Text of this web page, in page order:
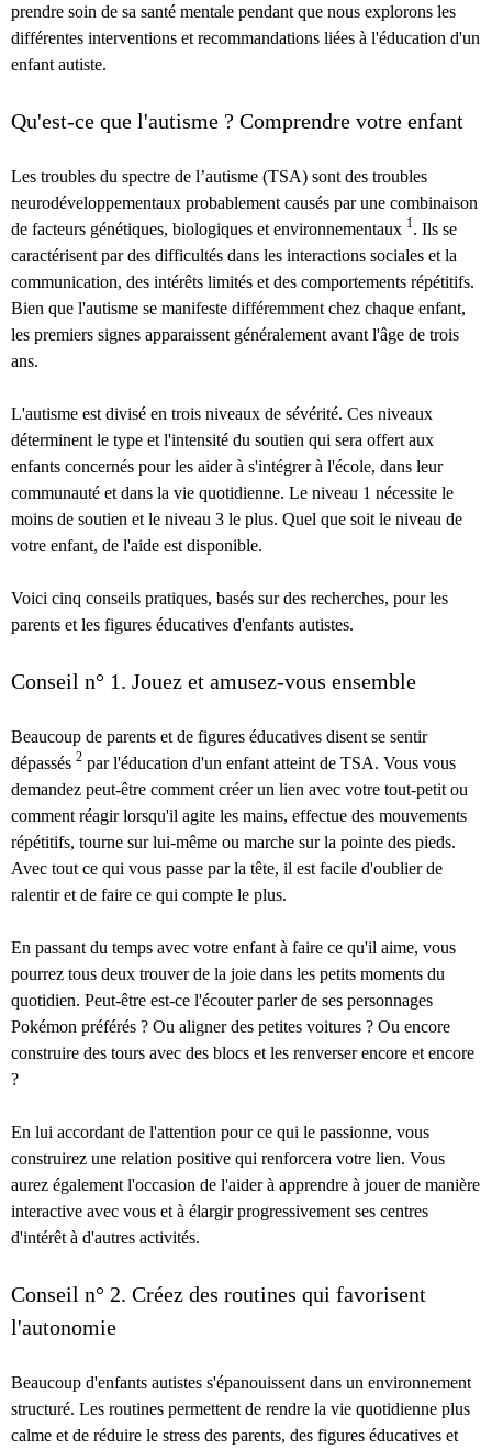
prendre soin de sa santé mentale pendant que nous explorons les
différentes interventions et recommandations liées à l'éducation d'un
enfant autiste.
Qu'est-ce que l'autisme ? Comprendre votre enfant
Les troubles du spectre de l’autisme (TSA) sont des troubles
neurodéveloppementaux probablement causés par une combinaison
de facteurs génétiques, biologiques et environnementaux 1 . Ils se
caractérisent par des difficultés dans les interactions sociales et la
communication, des intérêts limités et des comportements répétitifs.
Bien que l'autisme se manifeste différemment chez chaque enfant,
les premiers signes apparaissent généralement avant l'âge de trois
ans.
L'autisme est divisé en trois niveaux de sévérité. Ces niveaux
déterminent le type et l'intensité du soutien qui sera offert aux
enfants concernés pour les aider à s'intégrer à l'école, dans leur
communauté et dans la vie quotidienne. Le niveau 1 nécessite le
moins de soutien et le niveau 3 le plus. Quel que soit le niveau de
votre enfant, de l'aide est disponible.
Voici cinq conseils pratiques, basés sur des recherches, pour les
parents et les figures éducatives d'enfants autistes.
Conseil n° 1. Jouez et amusez-vous ensemble
Beaucoup de parents et de figures éducatives disent se sentir
dépassés 2 par l'éducation d'un enfant atteint de TSA. Vous vous
demandez peut-être comment créer un lien avec votre tout-petit ou
comment réagir lorsqu'il agite les mains, effectue des mouvements
répétitifs, tourne sur lui-même ou marche sur la pointe des pieds.
Avec tout ce qui vous passe par la tête, il est facile d'oublier de
ralentir et de faire ce qui compte le plus.
En passant du temps avec votre enfant à faire ce qu'il aime, vous
pourrez tous deux trouver de la joie dans les petits moments du
quotidien. Peut-être est-ce l'écouter parler de ses personnages
Pokémon préférés ? Ou aligner des petites voitures ? Ou encore
construire des tours avec des blocs et les renverser encore et encore
?
En lui accordant de l'attention pour ce qui le passionne, vous
construirez une relation positive qui renforcera votre lien. Vous
aurez également l'occasion de l'aider à apprendre à jouer de manière
interactive avec vous et à élargir progressivement ses centres
d'intérêt à d'autres activités.
Conseil n° 2. Créez des routines qui favorisent
l'autonomie
Beaucoup d'enfants autistes s'épanouissent dans un environnement
structuré. Les routines permettent de rendre la vie quotidienne plus
calme et de réduire le stress des parents, des figures éducatives et